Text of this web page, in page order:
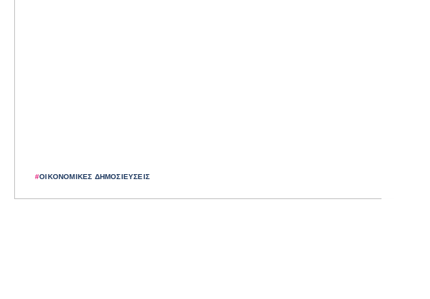
#ΟΙΚΟΝΟΜΙΚΈΣ ΔΗΜΟΣΙΕΎΣΕΙΣ